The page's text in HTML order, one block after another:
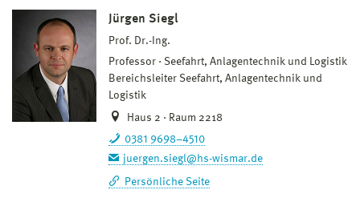
Jürgen Siegl
Prof. Dr.-Ing.
Professor
Seefahrt, Anlagentechnik und Logistik
Bereichsleiter Seefahrt, Anlagentechnik und
Logistik
Haus 2 · Raum 2218
0381 9698–4510
juergen.siegl@hs-wismar.de
Persönliche Seite